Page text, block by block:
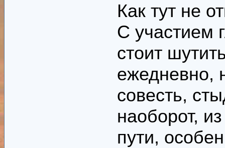
разумом, а не
- Поисковик
женский? Как
Как тут не
С участием
стоит
ежедневно,
совесть,
наоборот,
пути,